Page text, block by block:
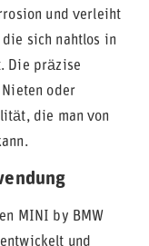
und verleiht
sich nahtlos in
Die präzise
oder
die man von
MINI by BMW
und